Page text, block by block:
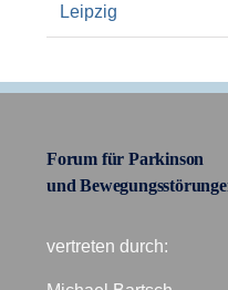
Leipzig
Forum für Parkinson
und
vertreten durch: